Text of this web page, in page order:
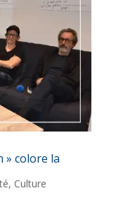
» colore la
, Culture